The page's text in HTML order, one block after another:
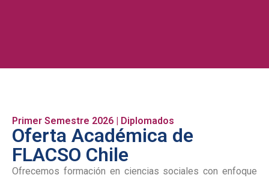
Primer Semestre 2026 | Diplomados
Oferta Académica de
FLACSO Chile
Ofrecemos formación en ciencias sociales con enfoque